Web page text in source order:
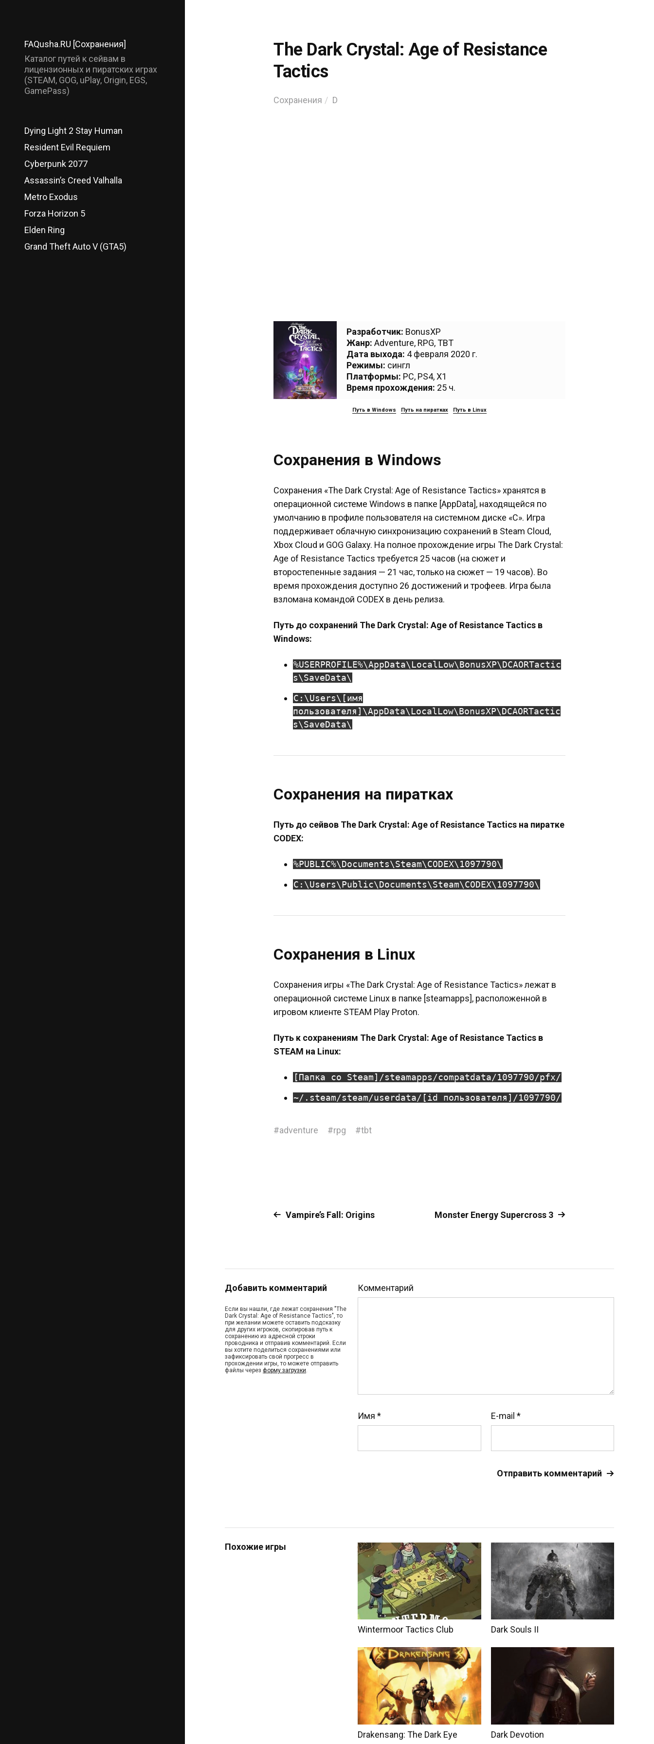
FAQusha.RU [Сохранения]
Каталог путей к сейвам в
лицензионных и пиратских играх
(STEAM, GOG, uPlay, Origin, EGS,
GamePass)
Dying Light 2 Stay Human
Resident Evil Requiem
Cyberpunk 2077
Assassin’s Creed Valhalla
Metro Exodus
Forza Horizon 5
Elden Ring
Grand Theft Auto V (GTA5)
The Dark Crystal: Age of Resistance
Tactics
Сохранения D
Разработчик: BonusXP
Жанр: Adventure, RPG,TBT
Дата выхода: 4 февраля 2020 г.
Режимы: сингл
Платформы: PC, PS4,X1
Время прохождения: 25 ч.
Путь в Windows Путь на пиратках Путь в Linux
Сохранения в Windows
Сохранения «The Dark Crystal: Age of Resistance Tactics» хранятся в
операционной системе Windows в папке [AppData], находящейся по
умолчанию в профиле пользователя на системном диске «C». Игра
поддерживает облачную синхронизацию сохранений в Steam Cloud,
Xbox Cloud и GOG Galaxy. На полное прохождение игры The Dark Crystal:
Age of Resistance Tactics требуется 25 часов (на сюжет и
второстепенные задания — 21 час, только на сюжет — 19 часов). Во
время прохождения доступно 26 достижений и трофеев. Игра была
взломана командой CODEX в день релиза.
Путь до сохранений The Dark Crystal: Age of Resistance Tactics в
Windows:
%USERPROFILE%\AppData\LocalLow\BonusXP\DCAORTactic
s\SaveData\
C:\Users\[имя
пользователя]\AppData\LocalLow\BonusXP\DCAORTactic
s\SaveData\
Сохранения на пиратках
Путь до сейвов The Dark Crystal: Age of Resistance Tactics на пиратке
CODEX:
%PUBLIC%\Documents\Steam\CODEX\1097790\
C:\Users\Public\Documents\Steam\CODEX\1097790\
Сохранения в Linux
Сохранения игры «The Dark Crystal: Age of Resistance Tactics» лежат в
операционной системе Linux в папке [steamapps], расположенной в
игровом клиенте STEAM Play Proton.
Путь к сохранениям The Dark Crystal: Age of Resistance Tactics в
STEAM на Linux:
[Папка со Steam]/steamapps/compatdata/1097790/pfx/
~/.steam/steam/userdata/[id пользователя]/1097790/
#adventure #rpg #tbt
Vampire’s Fall: Origins Monster Energy Supercross 3
Добавить комментарий
Если вы нашли, где лежат сохранения "The
Dark Crystal: Age of Resistance Tactics", то
при желании можете оставить подсказку
для других игроков, скопировав путь к
сохранению из адресной строки
проводника и отправив комментарий. Если
вы хотите поделиться сохранениями или
зафиксировать свой прогресс в
прохождении игры, то можете отправить
файлы через форму загрузки.
Комментарий
Имя * E-mail *
Похожие игры
Wintermoor Tactics Club Dark Souls II
Drakensang: The Dark Eye Dark Devotion